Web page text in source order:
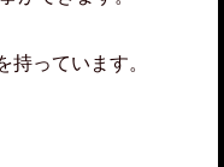
っています。